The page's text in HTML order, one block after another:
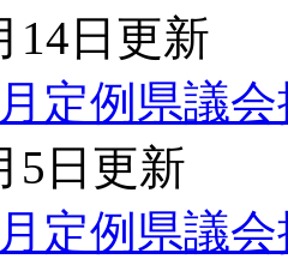
14日更新
定例県議
5日更新
定例県議